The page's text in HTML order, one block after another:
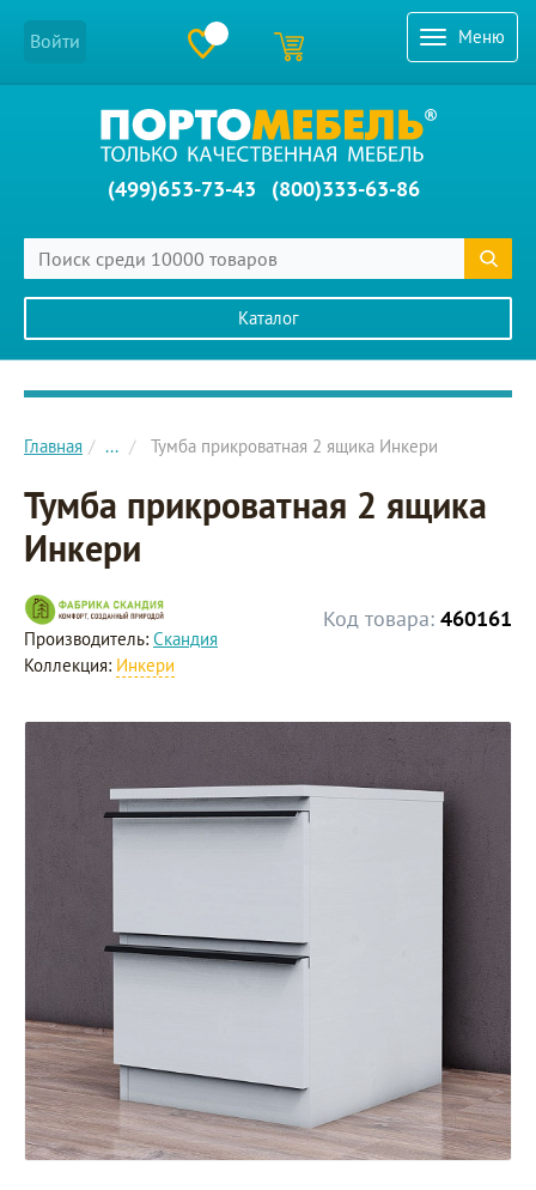
Меню
Войти
(499)653-73-43 (800)333-63-86
Каталог
Главное меню сайта
Главная ... Тумба прикроватная 2 ящика Инкери
Тумба прикроватная 2 ящика
Инкери
Код товара: 460161
Производитель: Скандия
Коллекция: Инкери